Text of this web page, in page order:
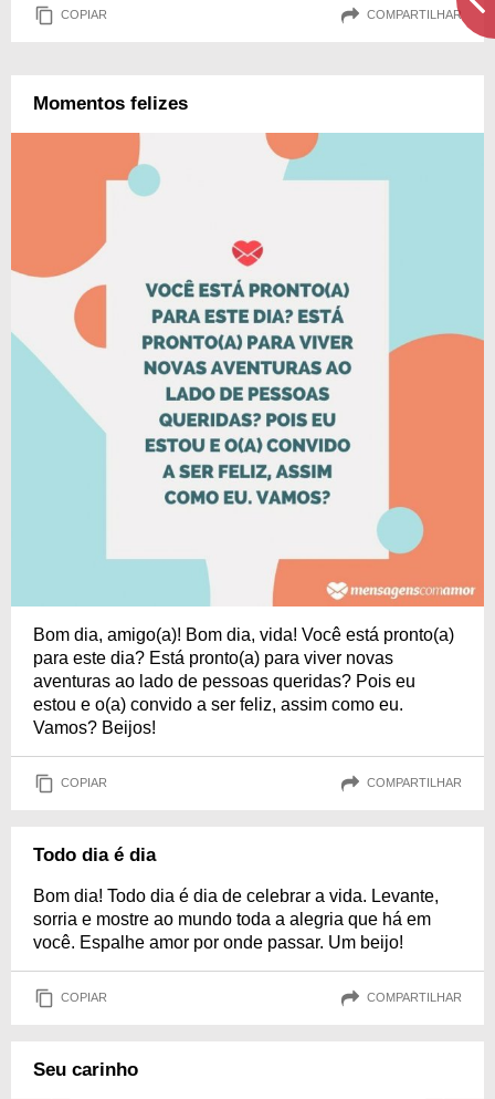
COPIAR COMPARTILHAR
Momentos felizes
Bom dia, amigo(a)! Bom dia, vida! Você está pronto(a)
para este dia? Está pronto(a) para viver novas
aventuras ao lado de pessoas queridas? Pois eu
estou e o(a) convido a ser feliz, assim como eu.
Vamos? Beijos!
COPIAR COMPARTILHAR
Todo dia é dia
Bom dia! Todo dia é dia de celebrar a vida. Levante,
sorria e mostre ao mundo toda a alegria que há em
você. Espalhe amor por onde passar. Um beijo!
COPIAR COMPARTILHAR
Seu carinho